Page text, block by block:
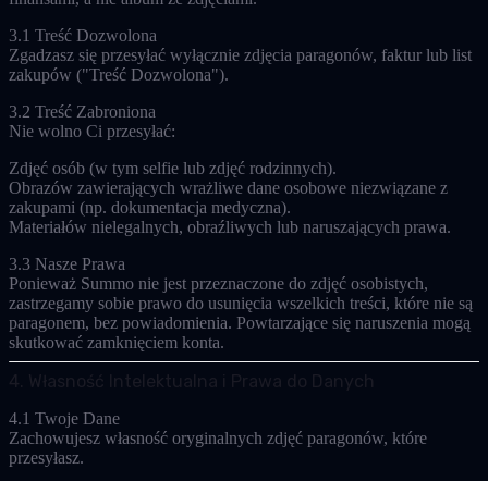
3.1 Treść Dozwolona
Zgadzasz się przesyłać wyłącznie zdjęcia paragonów, faktur lub list
zakupów ("Treść Dozwolona").
3.2 Treść Zabroniona
Nie wolno Ci przesyłać:
Zdjęć osób (w tym selfie lub zdjęć rodzinnych).
Obrazów zawierających wrażliwe dane osobowe niezwiązane z
zakupami (np. dokumentacja medyczna).
Materiałów nielegalnych, obraźliwych lub naruszających prawa.
3.3 Nasze Prawa
Ponieważ Summo nie jest przeznaczone do zdjęć osobistych,
zastrzegamy sobie prawo do usunięcia wszelkich treści, które nie są
paragonem, bez powiadomienia. Powtarzające się naruszenia mogą
skutkować zamknięciem konta.
4. Własność Intelektualna i Prawa do Danych
4.1 Twoje Dane
Zachowujesz własność oryginalnych zdjęć paragonów, które
przesyłasz.